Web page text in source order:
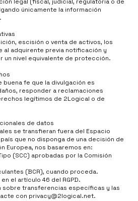
legal (fiscal, judicial, regulatoria o de
únicamente la información
escisión o venta de activos, los
al adquirente previa notificación y
un nivel equivalente de protección.
buena fe que la divulgación es
responder a reclamaciones
legítimos de 2Logical o de
de datos
se transfieran fuera del Espacio
que no disponga de una decisión de
Europea, nos basaremos en:
(SCC) aprobadas por la Comisión
(BCR), cuando proceda.
el artículo 46 del RGPD.
sobre transferencias específicas y las
con privacy@2logical.net.